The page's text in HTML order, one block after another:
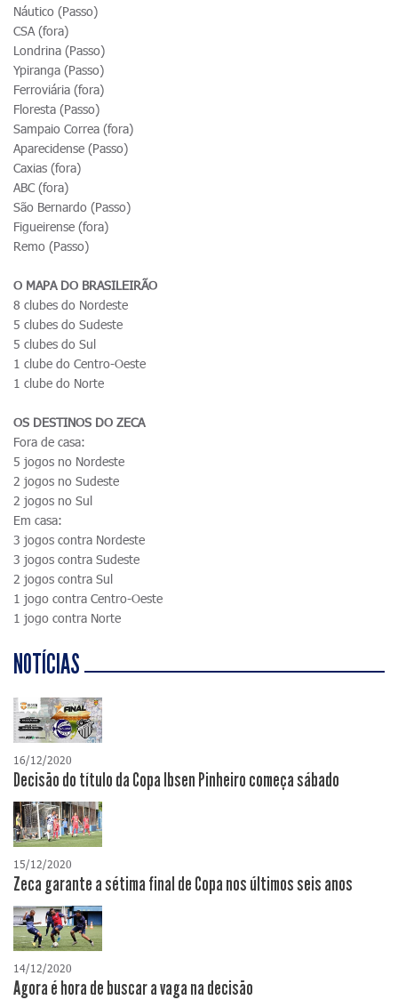
Náutico (Passo)
CSA (fora)
Londrina (Passo)
Ypiranga (Passo)
Ferroviária (fora)
Floresta (Passo)
Sampaio Correa (fora)
Aparecidense (Passo)
Caxias (fora)
ABC (fora)
São Bernardo (Passo)
Figueirense (fora)
Remo (Passo)
O MAPA DO BRASILEIRÃO
8 clubes do Nordeste
5 clubes do Sudeste
5 clubes do Sul
1 clube do Centro-Oeste
1 clube do Norte
OS DESTINOS DO ZECA
Fora de casa:
5 jogos no Nordeste
2 jogos no Sudeste
2 jogos no Sul
Em casa:
3 jogos contra Nordeste
3 jogos contra Sudeste
2 jogos contra Sul
1 jogo contra Centro-Oeste
1 jogo contra Norte
NOTÍCIAS
16/12/2020
Decisão do título da Copa Ibsen Pinheiro começa sábado
15/12/2020
Zeca garante a sétima final de Copa nos últimos seis anos
14/12/2020
Agora é hora de buscar a vaga na decisão